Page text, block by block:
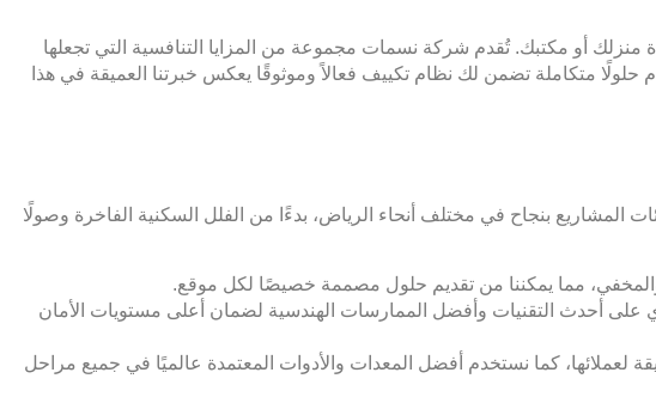
منزلك أو مكتبك. تُقدم شركة نسمات مجموعة من المزايا التنافسية التي تجعلها
حلولًا متكاملة تضمن لك نظام تكييف فعالاً وموثوقًا يعكس خبرتنا العميقة في هذا
بنجاح في مختلف أنحاء الرياض، بدءًا من الفلل السكنية الفاخرة وصولًا
مما يمكننا من تقديم حلول مصممة خصيصًا لكل موقع.
أحدث التقنيات وأفضل الممارسات الهندسية لضمان أعلى مستويات الأمان
كما نستخدم أفضل المعدات والأدوات المعتمدة عالميًا في جميع مراحل